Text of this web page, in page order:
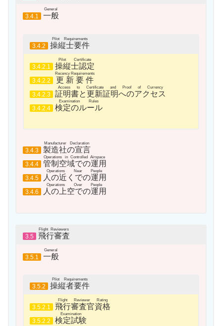
3.4.1 一般
General
3.4.2 操縦士要件
Pilot Requirements
3.4.2.1 操縦士認定
Pilot Certificate
3.4.2.2 更新要件
Recency Requirements
3.4.2.3 証明書と更新証明へのアクセス
Access to Certificate and Proof of Currency
3.4.2.4 検定のルール
Examination Rules
3.4.3 製造社の宣言
Manufacturer Declaration
3.4.4 管制空域での運用
Operations in Controlled Airspace
3.4.5 人の近くでの運用
Operations Near People
3.4.6 人の上空での運用
Operations Over People
3.5 飛行審査
Flight Reviewers
3.5.1 一般
General
3.5.2 操縦者要件
Pilot Requirements
3.5.2.1 飛行審査官資格
Flight Reviewer Rating
3.5.2.2 検定試験
Examination